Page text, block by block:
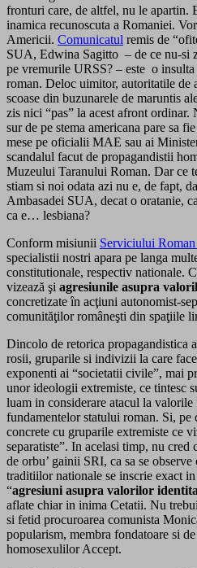
fronturi care, de altfel, nu le apartin.
inamica recunoscuta a Romaniei.
Americii. Comunicatul remis de
SUA, Edwina Sagitto – de ce nu-si
pe vremurile URSS? – este o
roman. Deloc uimitor, autoritatile de
scoase din buzunarele de maruntis
zis nici “pas” la acest afront
sur de pe stema americana pare sa
mese pe oficialii MAE sau ai
scandalul facut de propagandistii
Muzeului Taranului Roman. Dar ce
stiam si noi odata azi nu e, de fapt,
Ambasadei SUA, decat o oratanie,
ca e… lesbiana?
Conform misiunii Serviciului
specialistii nostri apara pe langa
constitutionale, respectiv nationale.
vizează şi agresiunile asupra
concretizate în acţiuni autonomist-
comunităţilor româneşti din spaţiile
Dincolo de retorica propagandistica
rosii, gruparile si indivizii la care
exponenti ai “societatii civile”, mai
unor ideologii extremiste, ce tintesc
luam in considerare atacul la
fundamentelor statului roman. Si, pe
concrete cu gruparile extremiste ce
separatiste”. In acelasi timp, nu cred
de orbu’ gainii SRI, ca sa se
traditiilor nationale se inscrie exact
“agresiuni asupra valorilor
aflate chiar in inima Cetatii. Nu
si fetid procuroarea comunista
popularism, membra fondatoare si
homosexulilor Accept.